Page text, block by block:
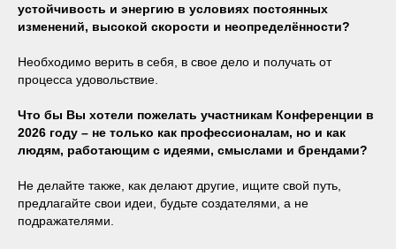
устойчивость и энергию в условиях постоянных
изменений, высокой скорости и неопределённости?
Необходимо верить в себя, в свое дело и получать от
процесса удовольствие.
Что бы Вы хотели пожелать участникам Конференции в
2026 году – не только как профессионалам, но и как
людям, работающим с идеями, смыслами и брендами?
Не делайте также, как делают другие, ищите свой путь,
предлагайте свои идеи, будьте создателями, а не
подражателями.